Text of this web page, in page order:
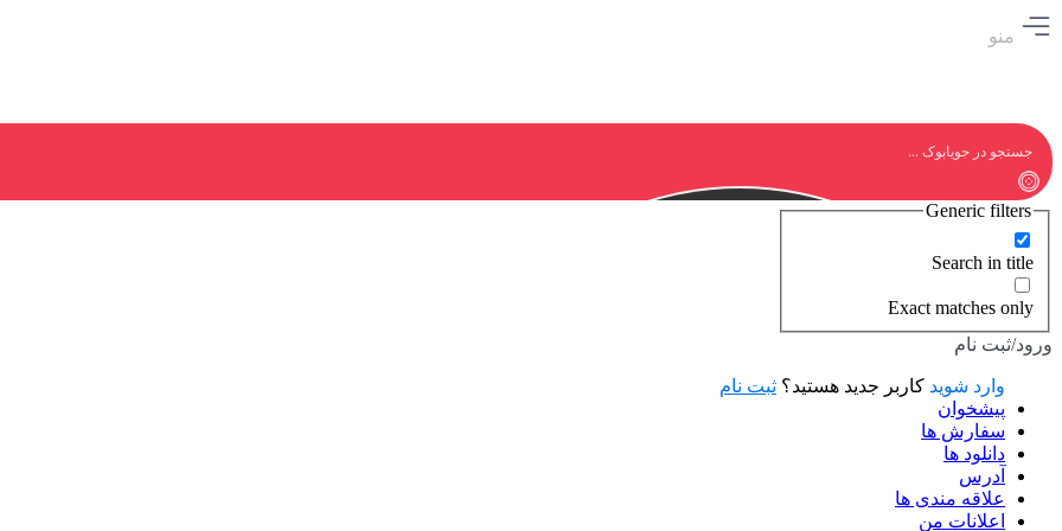
منو
Generic filters
Search in title
Exact matches only
ورود/ثبت نام
وارد شوید کاربر جدید هستید؟ ثبت نام
پیشخوان
سفارش ها
دانلود ها
آدرس
علاقه مندی ها
اعلانات من